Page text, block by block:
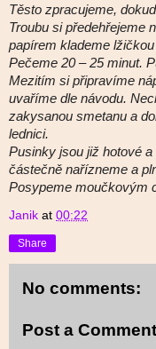
Těsto zpracujeme,
Troubu si předehřejeme
papírem klademe
Pečeme 20 – 25 minut.
Mezitím si připravíme
uvaříme dle návodu.
zakysanou smetanu a
lednici.
Pusinky jsou již hotové
částečně nařízneme a
Posypeme moučkovým
Janik at 00:22
Share
No comments:
Post a Comment